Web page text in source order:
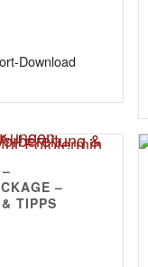
Download
–
TIPPS